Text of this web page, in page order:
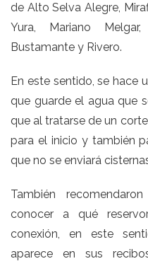
de Alto Selva Alegre,
Yura, Mariano
Bustamante y Rivero.
En este sentido, se hace
que guarde el agua que
que al tratarse de un
para el inicio y también
que no se enviará
También
conocer a qué
conexión, en este
aparece en sus